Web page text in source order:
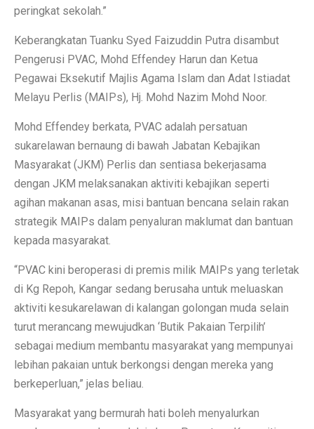
peringkat sekolah.”
Keberangkatan Tuanku Syed Faizuddin Putra disambut
Pengerusi PVAC, Mohd Effendey Harun dan Ketua
Pegawai Eksekutif Majlis Agama Islam dan Adat Istiadat
Melayu Perlis (MAIPs), Hj. Mohd Nazim Mohd Noor.
Mohd Effendey berkata, PVAC adalah persatuan
sukarelawan bernaung di bawah Jabatan Kebajikan
Masyarakat (JKM) Perlis dan sentiasa bekerjasama
dengan JKM melaksanakan aktiviti kebajikan seperti
agihan makanan asas, misi bantuan bencana selain rakan
strategik MAIPs dalam penyaluran maklumat dan bantuan
kepada masyarakat.
“PVAC kini beroperasi di premis milik MAIPs yang terletak
di Kg Repoh, Kangar sedang berusaha untuk meluaskan
aktiviti kesukarelawan di kalangan golongan muda selain
turut merancang mewujudkan ‘Butik Pakaian Terpilih’
sebagai medium membantu masyarakat yang mempunyai
lebihan pakaian untuk berkongsi dengan mereka yang
berkeperluan,” jelas beliau.
Masyarakat yang bermurah hati boleh menyalurkan